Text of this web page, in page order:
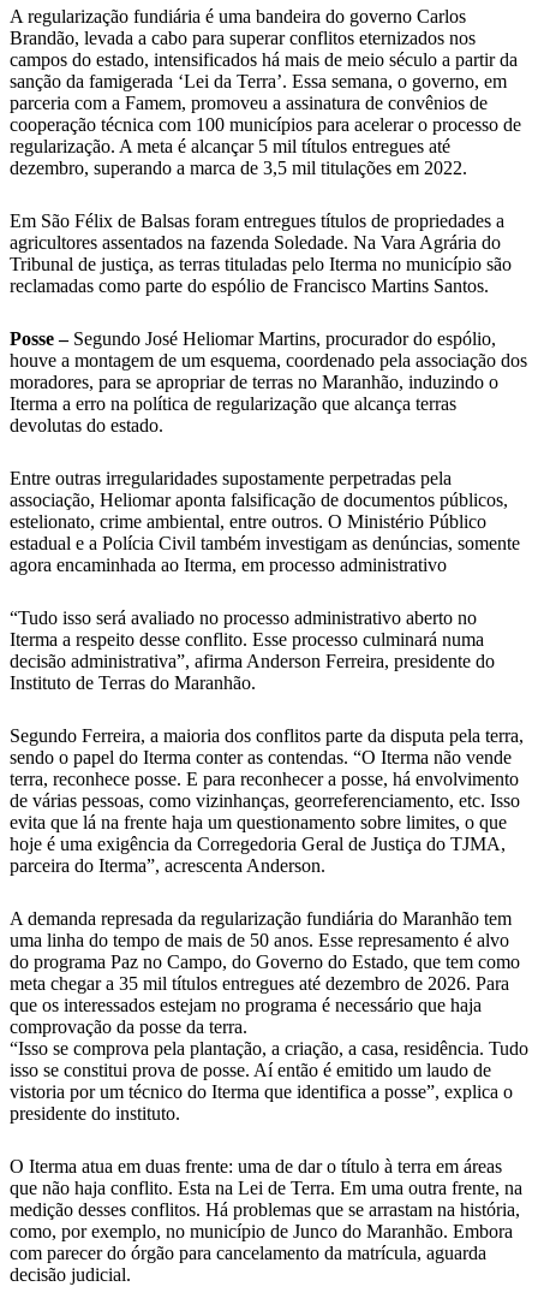
A regularização fundiária é uma bandeira do governo Carlos
Brandão, levada a cabo para superar conflitos eternizados nos
campos do estado, intensificados há mais de meio século a partir da
sanção da famigerada ‘Lei da Terra’. Essa semana, o governo, em
parceria com a Famem, promoveu a assinatura de convênios de
cooperação técnica com 100 municípios para acelerar o processo de
regularização. A meta é alcançar 5 mil títulos entregues até
dezembro, superando a marca de 3,5 mil titulações em 2022.
Em São Félix de Balsas foram entregues títulos de propriedades a
agricultores assentados na fazenda Soledade. Na Vara Agrária do
Tribunal de justiça, as terras tituladas pelo Iterma no município são
reclamadas como parte do espólio de Francisco Martins Santos.
Posse –Segundo José Heliomar Martins, procurador do espólio,
houve a montagem de um esquema, coordenado pela associação dos
moradores, para se apropriar de terras no Maranhão, induzindo o
Iterma a erro na política de regularização que alcança terras
devolutas do estado.
Entre outras irregularidades supostamente perpetradas pela
associação, Heliomar aponta falsificação de documentos públicos,
estelionato, crime ambiental, entre outros. O Ministério Público
estadual e a Polícia Civil também investigam as denúncias, somente
agora encaminhada ao Iterma, em processo administrativo
“Tudo isso será avaliado no processo administrativo aberto no
Iterma a respeito desse conflito. Esse processo culminará numa
decisão administrativa”, afirma Anderson Ferreira, presidente do
Instituto de Terras do Maranhão.
Segundo Ferreira, a maioria dos conflitos parte da disputa pela terra,
sendo o papel do Iterma conter as contendas. “O Iterma não vende
terra, reconhece posse. E para reconhecer a posse, há envolvimento
de várias pessoas, como vizinhanças, georreferenciamento, etc. Isso
evita que lá na frente haja um questionamento sobre limites, o que
hoje é uma exigência da Corregedoria Geral de Justiça do TJMA,
parceira do Iterma”, acrescenta Anderson.
A demanda represada da regularização fundiária do Maranhão tem
uma linha do tempo de mais de 50 anos. Esse represamento é alvo
do programa Paz no Campo, do Governo do Estado, que tem como
meta chegar a 35 mil títulos entregues até dezembro de 2026. Para
que os interessados estejam no programa é necessário que haja
comprovação da posse da terra.
“Isso se comprova pela plantação, a criação, a casa, residência. Tudo
isso se constitui prova de posse. Aí então é emitido um laudo de
vistoria por um técnico do Iterma que identifica a posse”, explica o
presidente do instituto.
O Iterma atua em duas frente: uma de dar o título à terra em áreas
que não haja conflito. Esta na Lei de Terra. Em uma outra frente, na
medição desses conflitos. Há problemas que se arrastam na história,
como, por exemplo, no município de Junco do Maranhão. Embora
com parecer do órgão para cancelamento da matrícula, aguarda
decisão judicial.